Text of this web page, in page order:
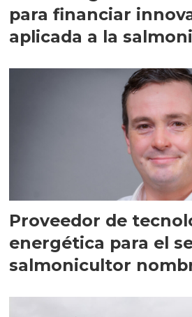
para financiar
aplicada a la
Proveedor de
energética para el
salmonicultor